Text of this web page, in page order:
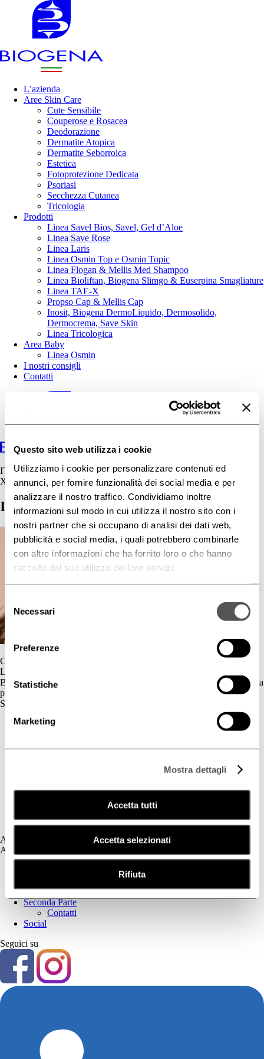
Questo sito web utilizza i cookie
Utilizziamo i cookie per personalizzare contenuti ed
annunci, per fornire funzionalità dei social media e per
analizzare il nostro traffico. Condividiamo inoltre
informazioni sul modo in cui utilizza il nostro sito con i
nostri partner che si occupano di analisi dei dati web,
pubblicità e social media, i quali potrebbero combinarle
con altre informazioni che ha fornito loro o che hanno
raccolto dal suo utilizzo dei loro servizi.
del
consenso
Necessari
Preferenze
Statistiche
Marketing
Mostra dettagli
Accetta tutti
Accetta selezionati
Rifiuta
L’azienda
Aree Skin Care
Cute Sensibile
Couperose e Rosacea
Deodorazione
Dermatite Atopica
Dermatite Seborroica
Estetica
Fotoprotezione Dedicata
Psoriasi
Secchezza Cutanea
Tricologia
Prodotti
Linea Savel Bios, Savel, Gel d’Aloe
Linea Save Rose
Linea Laris
Linea Osmin Top e Osmin Topic
Linea Flogan & Mellis Med Shampoo
Linea Bioliftan, Biogena Slimgo & Euserpina Smagliature
Linea TAE-X
Propso Cap & Mellis Cap
Inosit, Biogena DermoLiquido, Dermosolido,
Dermocrema, Save Skin
Linea Tricologica
Area Baby
Linea Osmin
I nostri consigli
Contatti
IT
X
Invecchiamento cutaneo precoce
Contatti
L'azienda
BIOGENA è un’azienda cosmetica la cui gamma di prodotti è dedicata
principalmente al benessere della pelle.
Skincare
Cute Sensibile
Fotoprotezione Dedicata
Tricologia
Assistenza
Assistenza
Cookie Policy
Seconda Parte
Contatti
Social
Seguici su